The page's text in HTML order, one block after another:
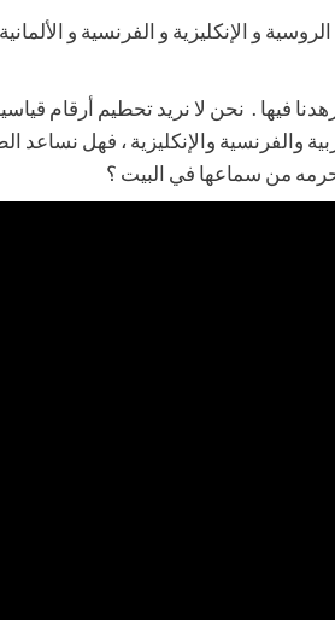
و الإنكليزية و الفرنسية و الألمانية
فيها . نحن لا نريد تحطيم أرقام
والفرنسية والإنكليزية ، فهل نساعد
من سماعها في البيت ؟